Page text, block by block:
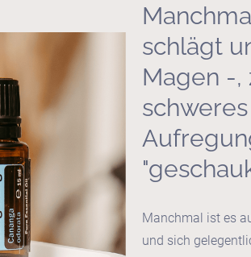
schlägt
Magen -,
Manchmal ist es
und sich